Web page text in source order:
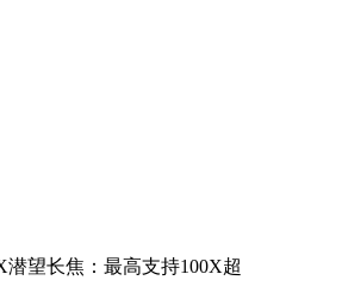
望长焦：最高支持100X超